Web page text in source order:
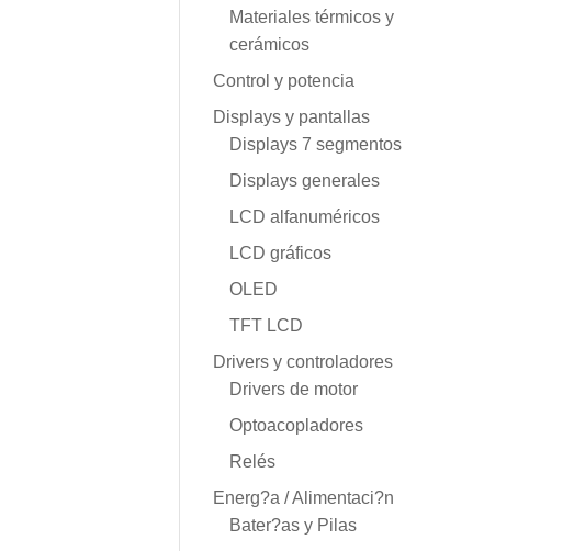
Materiales térmicos y
cerámicos
Control y potencia
Displays y pantallas
Displays 7 segmentos
Displays generales
LCD alfanuméricos
LCD gráficos
OLED
TFT LCD
Drivers y controladores
Drivers de motor
Optoacopladores
Relés
Energ?a / Alimentaci?n
Bater?as y Pilas